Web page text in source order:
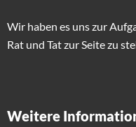
Wir haben es uns zur
Rat und Tat zur Seite zu
Weitere